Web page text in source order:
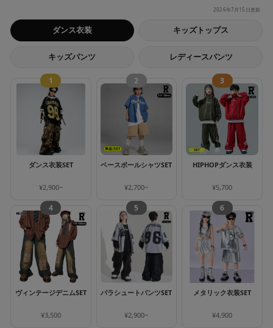
2026年7月15日更新
ダンス衣装 キッズトップス
キッズパンツ レディースパンツ
1
ダンス衣装SET
¥2,900~
2
ベースボールシャツSET
¥2,700~
3
HIPHOPダンス衣装
¥5,700
4
ヴィンテージデニムSET
¥3,500
5
パラシュートパンツSET
¥2,900~
6
メタリック衣装SET
¥4,900